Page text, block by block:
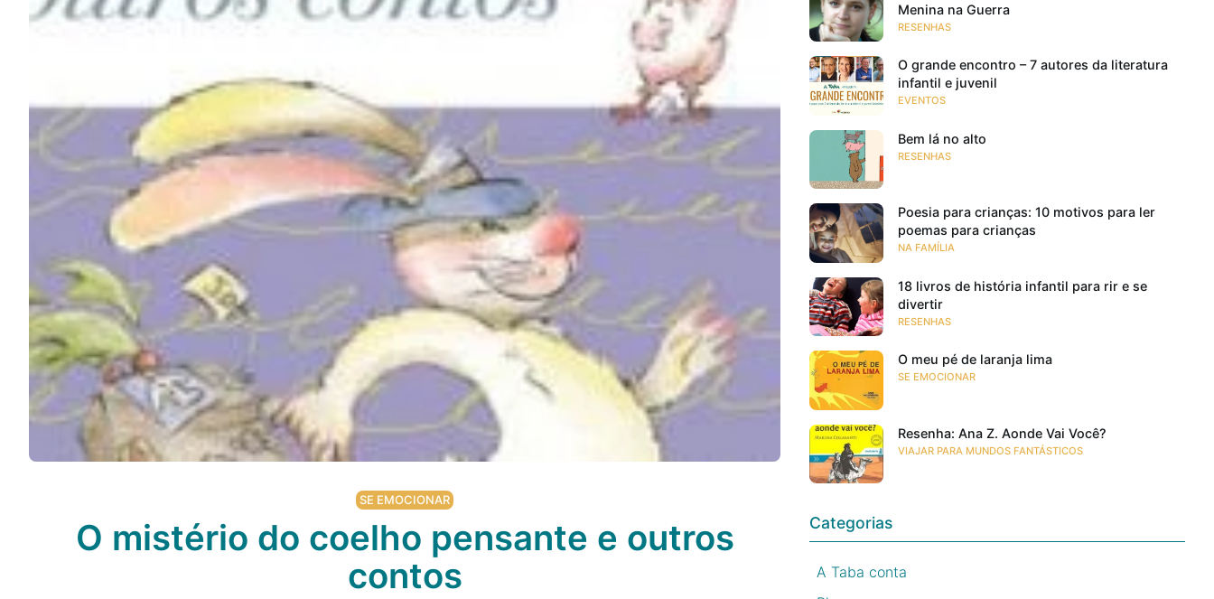
Conteúdos
Cursos On line
Podcast
Assine
Taba na Escola
SE EMOCIONAR
O mistério do coelho pensante e outros
contos
Menina na Guerra
RESENHAS
O grande encontro – 7 autores da literatura
infantil e juvenil
EVENTOS
Bem lá no alto
RESENHAS
Poesia para crianças: 10 motivos para ler
poemas para crianças
NA FAMÍLIA
18 livros de história infantil para rir e se
divertir
RESENHAS
O meu pé de laranja lima
SE EMOCIONAR
Resenha: Ana Z. Aonde Vai Você?
VIAJAR PARA MUNDOS FANTÁSTICOS
Categorias
A Taba conta